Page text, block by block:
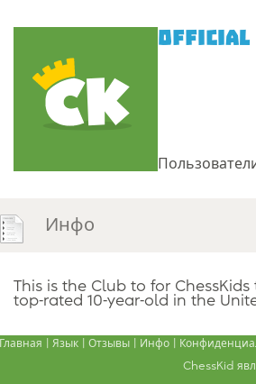
Official
Инфо
This is the Club to for
top-rated 10-year-old in the
Главная Язык Отзывы Инфо
ChessKid